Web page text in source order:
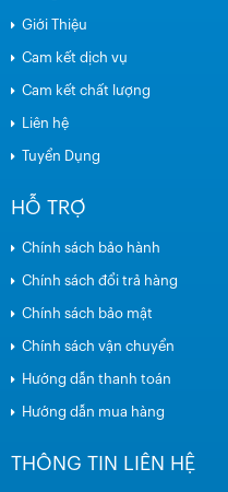
Giới Thiệu
Cam kết dịch vụ
Cam kết chất lượng
Liên hệ
Tuyển Dụng
HỖ TRỢ
Chính sách bảo hành
Chính sách đổi trả hàng
Chính sách bảo mật
Chính sách vận chuyển
Hướng dẫn thanh toán
Hướng dẫn mua hàng
THÔNG TIN LIÊN HỆ